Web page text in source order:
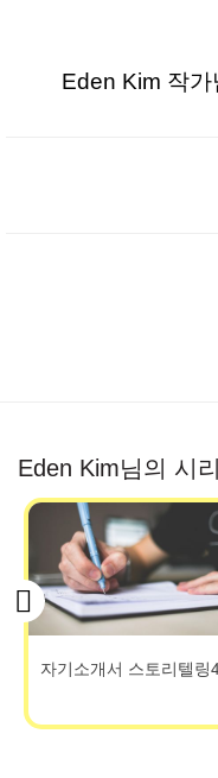
Eden Kim 작
Eden Kim님의 시
자기소개서 스토리텔링